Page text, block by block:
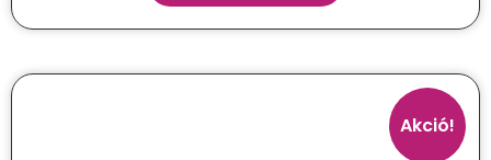
Akció!